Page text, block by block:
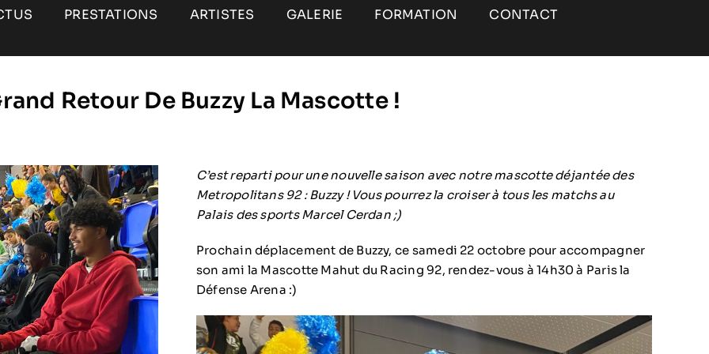
PRESTATIONS ARTISTES GALERIE FORMATION CONTACT
Retour De Buzzy La Mascotte !
C’est reparti pour une nouvelle saison avec notre mascotte déjantée des
Metropolitans 92 : Buzzy ! Vous pourrez la croiser à tous les matchs au
Palais des sports Marcel Cerdan ;)
Prochain déplacement de Buzzy, ce samedi 22 octobre pour accompagner
son ami la Mascotte Mahut du Racing 92, rendez-vous à 14h30 à Paris la
Défense Arena :)